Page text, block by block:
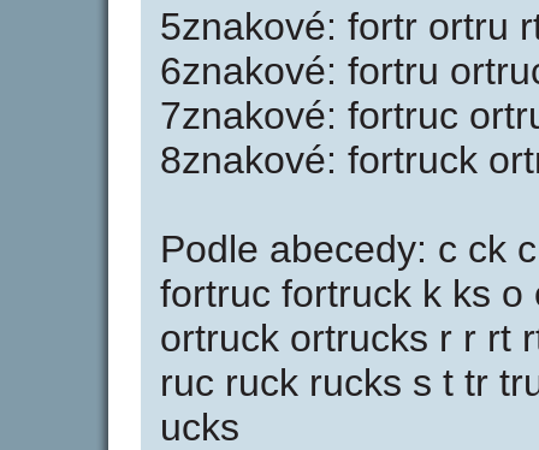
5znakové: fortr ortru
6znakové: fortru
7znakové: fortruc
8znakové: fortruck
Podle abecedy: c ck
fortruc fortruck k ks
ortruck ortrucks r r rt
ruc ruck rucks s t tr
ucks